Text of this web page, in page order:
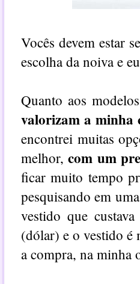
Vocês devem estar
escolha da noiva e
Quanto aos
valorizam a minha
encontrei muitas
melhor,com um
ficar muito tempo
pesquisando em
vestido que
(dólar) e o vestido é
a compra, na minha